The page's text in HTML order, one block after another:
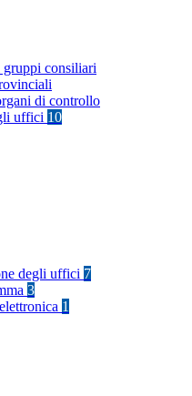
consiliari
di controllo
uffici 10
degli uffici 7
3
1